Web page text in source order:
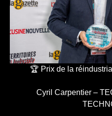
🏆 Prix de la
Cyril Carpentier –